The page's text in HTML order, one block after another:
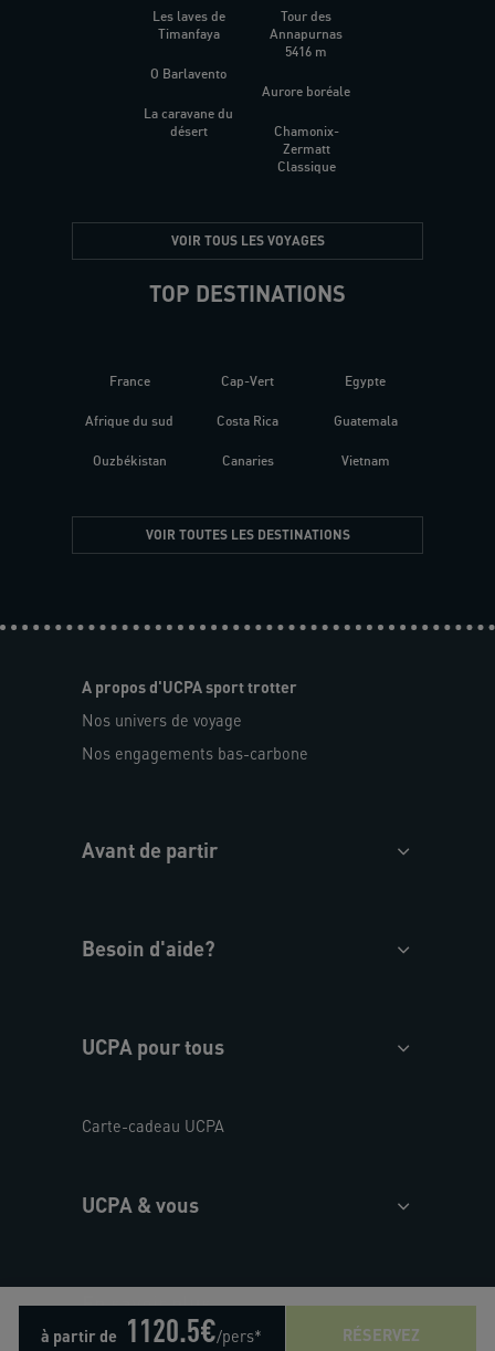
à partir de 1120.5€/pers* RÉSERVEZ
Les laves de
Timanfaya
O Barlavento
La caravane du
désert
Tour des
Annapurnas
5416 m
Aurore boréale
Chamonix-
Zermatt
Classique
VOIR TOUS LES VOYAGES
TOP DESTINATIONS
France
Afrique du sud
Ouzbékistan
Cap-Vert
Costa Rica
Canaries
Egypte
Guatemala
Vietnam
VOIR TOUTES LES DESTINATIONS
A propos d'UCPA sport trotter
Nos univers de voyage
Nos engagements bas-carbone
Avant de partir
Besoin d'aide?
UCPA pour tous
Carte-cadeau UCPA
UCPA & vous
En savoir plus